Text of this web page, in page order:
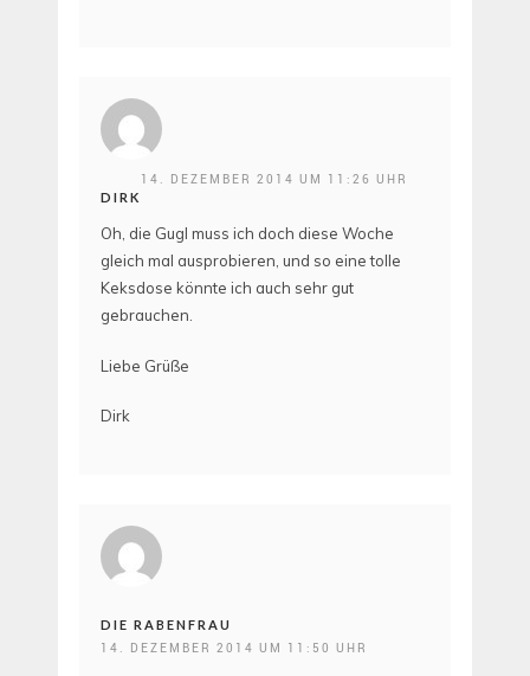
DIRK
14. DEZEMBER 2014 UM 11:26 UHR
Oh, die Gugl muss ich doch diese Woche
gleich mal ausprobieren, und so eine tolle
Keksdose könnte ich auch sehr gut
gebrauchen.
Liebe Grüße
Dirk
DIE RABENFRAU
14. DEZEMBER 2014 UM 11:50 UHR